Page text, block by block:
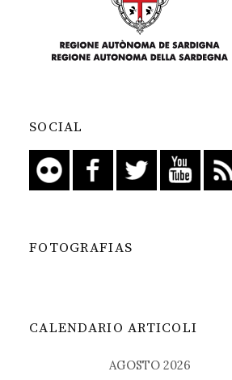
SOCIAL
FOTOGRAFIAS
CALENDARIO ARTICOLI
AGOSTO 2026